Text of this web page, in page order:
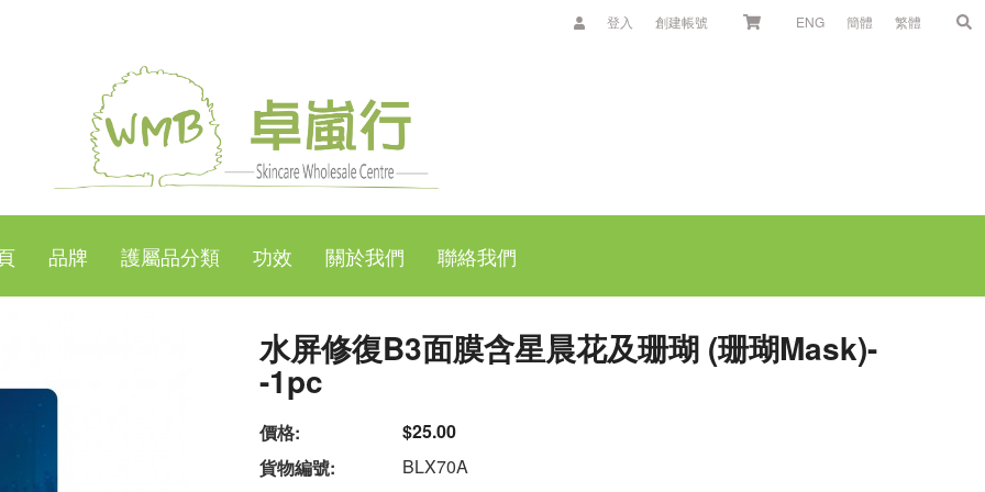
登入 創建帳號 ENG 簡體 繁體
品牌 護屬品分類 功效 關於我們 聯絡我們
水屏修復B3面膜含星晨花及珊瑚 (珊瑚Mask)-
-1pc
價格:
$25.00
貨物編號:
BLX70A